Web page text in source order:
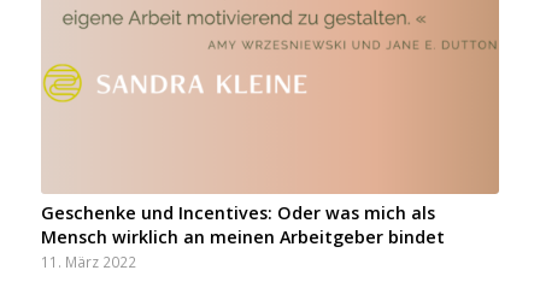
Geschenke und Incentives: Oder was mich als
Mensch wirklich an meinen Arbeitgeber bindet
11. März 2022